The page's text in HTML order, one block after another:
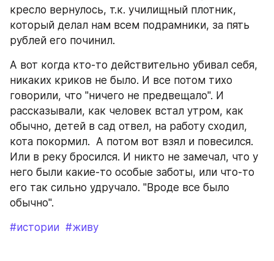
кресло вернулось, т.к. училищный плотник,
который делал нам всем подрамники, за пять
рублей его починил.
А вот когда кто-то действительно убивал себя,
никаких криков не было. И все потом тихо
говорили, что "ничего не предвещало". И
рассказывали, как человек встал утром, как
обычно, детей в сад отвел, на работу сходил,
кота покормил.  А потом вот взял и повесился.
Или в реку бросился. И никто не замечал, что у
него были какие-то особые заботы, или что-то
его так сильно удручало. "Вроде все было
обычно".
#истории #живу